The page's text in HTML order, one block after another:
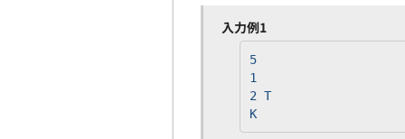
入力例1
5
1
2 T
K